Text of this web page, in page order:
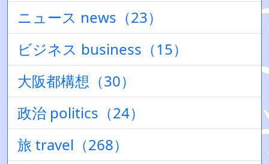
ニュース news（23）
ビジネス business（15）
大阪都構想（30）
政治 politics（24）
旅 travel（268）